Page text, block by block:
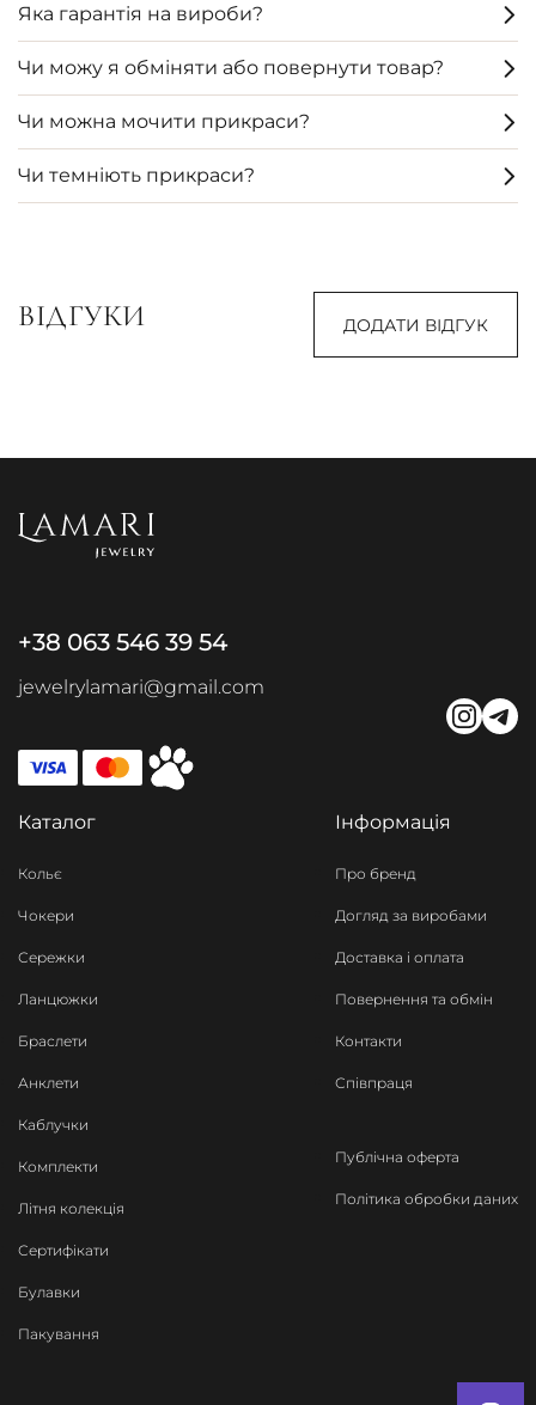
Яка гарантія на вироби?
Чи можу я обміняти або повернути товар?
Чи можна мочити прикраси?
Чи темніють прикраси?
ВІДГУКИ ДОДАТИ ВІДГУК
+38 063 546 39 54
jewelrylamari@gmail.com
Каталог
Кольє
Чокери
Сережки
Ланцюжки
Браслети
Анклети
Каблучки
Комплекти
Літня колекція
Сертифікати
Булавки
Пакування
Інформація
Про бренд
Догляд за виробами
Доставка і оплата
Повернення та обмін
Контакти
Співпраця
Публічна оферта
Політика обробки даних